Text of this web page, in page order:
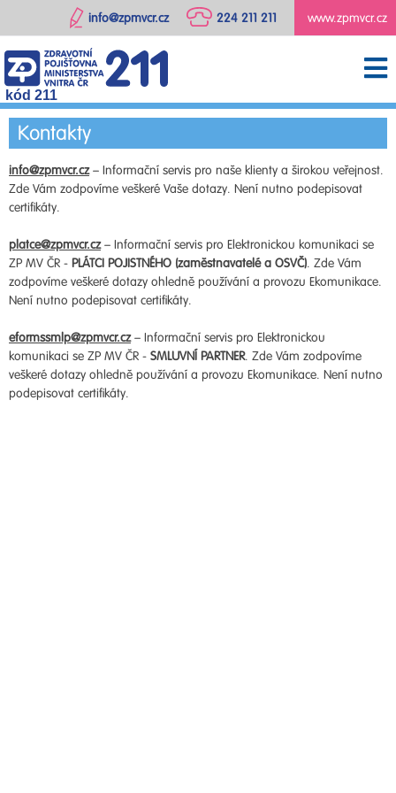
www.zpmvcr.cz
224 211 211
info@zpmvcr.cz
kód 211
Kontakty
info@zpmvcr.cz– Informační servis pro naše klienty a širokou veřejnost.
Zde Vám zodpovíme veškeré Vaše dotazy. Není nutno podepisovat
certifikáty.
platce@zpmvcr.cz– Informační servis pro Elektronickou komunikaci se
ZP MV ČR - PLÁTCI POJISTNÉHO (zaměstnavatelé a OSVČ). Zde Vám
zodpovíme veškeré dotazy ohledně používání a provozu Ekomunikace.
Není nutno podepisovat certifikáty.
eformssmlp@zpmvcr.cz– Informační servis pro Elektronickou
komunikaci se ZP MV ČR - SMLUVNÍ PARTNER. Zde Vám zodpovíme
veškeré dotazy ohledně používání a provozu Ekomunikace. Není nutno
podepisovat certifikáty.